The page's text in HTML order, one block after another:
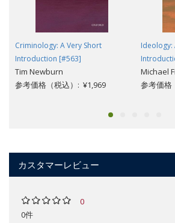
Criminology: A Very Short
Introduction [#563]
Tim Newburn
参考価格（税込）: ¥1,969
Ideology:
Michael
参考価格
カスタマーレビュー
0
0件